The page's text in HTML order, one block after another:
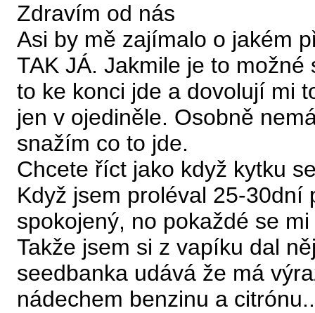
Zdravím od nás
Asi by mě zajímalo o jakém
TAK JÁ. Jakmile je to
to ke konci jde a dovolují mi
jen v ojediněle. Osobně
snažím co to jde.
Chcete říct jako když kytku
Když jsem proléval 25-
spokojený, no pokaždé se
Takže jsem si z vapíku dal
seedbanka udává že má
nádechem benzinu a